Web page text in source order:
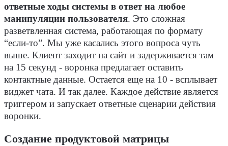
ответные ходы системы в ответ на любое
манипуляции пользователя. Это сложная
разветвленная система, работающая по формату
“если-то”. Мы уже касались этого вопроса чуть
выше. Клиент заходит на сайт и задерживается там
на 15 секунд - воронка предлагает оставить
контактные данные. Остается еще на 10 - всплывает
виджет чата. И так далее. Каждое действие является
триггером и запускает ответные сценарии действия
воронки.
Создание продуктовой матрицы